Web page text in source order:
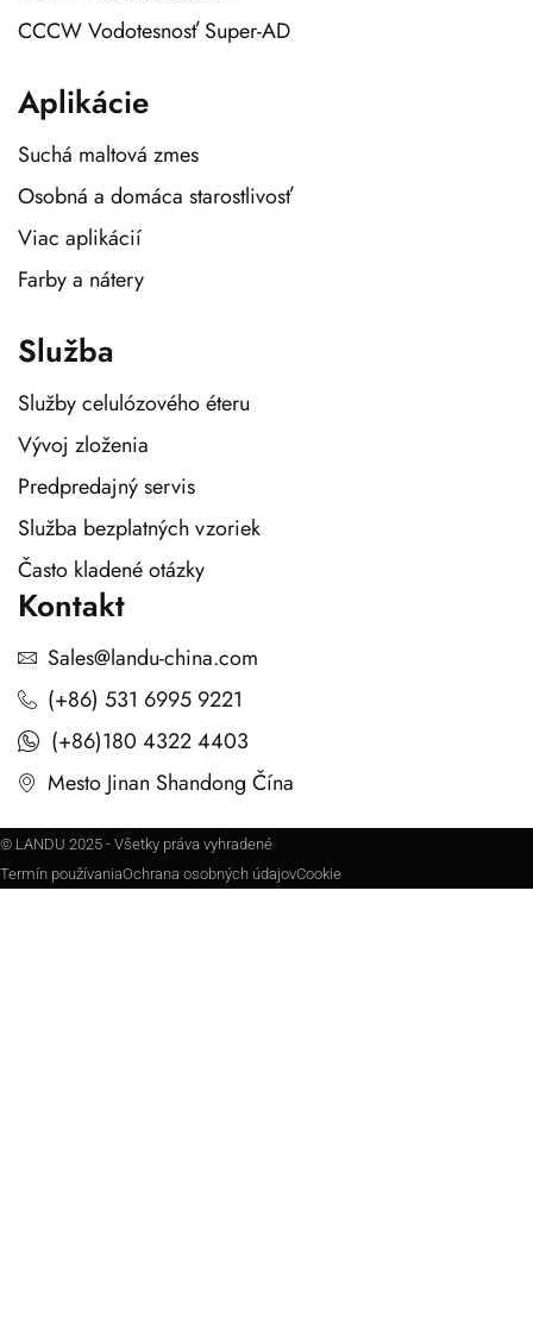
CCCW Vodotesnosť Super-AD
Aplikácie
Suchá maltová zmes
Osobná a domáca starostlivosť
Viac aplikácií
Farby a nátery
Služba
Služby celulózového éteru
Vývoj zloženia
Predpredajný servis
Služba bezplatných vzoriek
Často kladené otázky
Kontakt
Sales@landu-china.com
(+86) 531 6995 9221
(+86)180 4322 4403
Mesto Jinan Shandong Čína
© LANDU 2025 - Všetky práva vyhradené
Termín používaniaOchrana osobných údajovCookie